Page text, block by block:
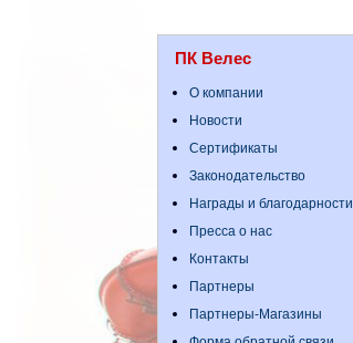
ПК Велес
О компании
Новости
Сертификаты
Законодательство
Награды и благодарности
Пресса о нас
Контакты
Партнеры
Партнеры-Магазины